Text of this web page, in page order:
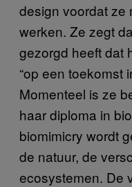
design voordat ze
werken. Ze zegt
gezorgd heeft dat
“op een toekomst
Momenteel is ze
haar diploma in
biomimicry wordt
de natuur, de
ecosystemen. De